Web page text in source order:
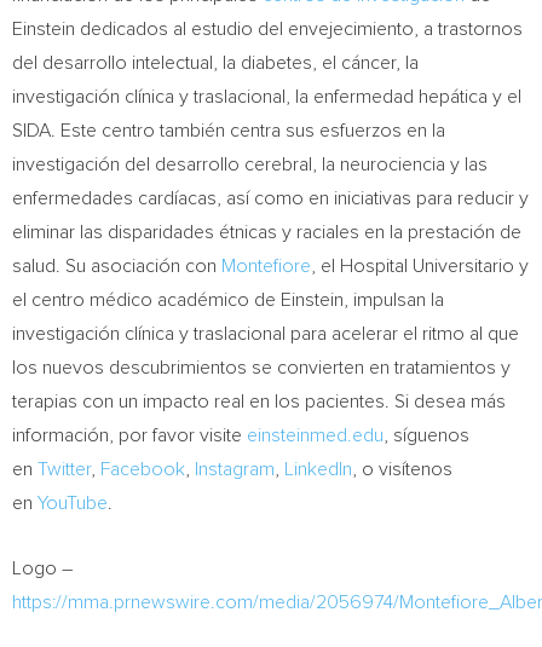
Einstein dedicados al estudio del envejecimiento, a trastornos
del desarrollo intelectual, la diabetes, el cáncer, la
investigación clínica y traslacional, la enfermedad hepática y el
SIDA. Este centro también centra sus esfuerzos en la
investigación del desarrollo cerebral, la neurociencia y las
enfermedades cardíacas, así como en iniciativas para reducir y
eliminar las disparidades étnicas y raciales en la prestación de
salud. Su asociación con Montefiore , el Hospital Universitario y
el centro médico académico de Einstein, impulsan la
investigación clínica y traslacional para acelerar el ritmo al que
los nuevos descubrimientos se convierten en tratamientos y
terapias con un impacto real en los pacientes. Si desea más
información, por favor visite einsteinmed.edu , síguenos
en Twitter, Facebook Instagram LinkedIn , o visítenos
en YouTube
Logo –
https://mma.prnewswire.com/media/2056974/